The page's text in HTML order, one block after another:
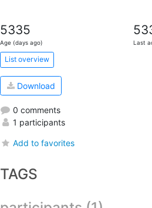
5335
Age (days ago) Last
List overview
Download
0 comments
1 participants
Add to favorites
TAGS